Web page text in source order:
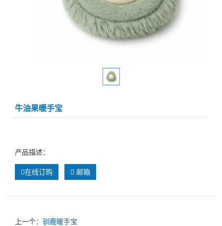
牛油果暖手宝
产品描述：
在线订购 邮箱
上一个： 驯鹿暖手宝